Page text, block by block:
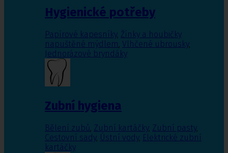
Hygienické potřeby
Papírové kapesníky, Žínky a houbičky
napuštěné mýdlem, Vlhčené ubrousky,
Jednorázové bryndáky
Zubní hygiena
Bělení zubů, Zubní kartáčky, Zubní pasty,
Cestovní sady, Ústní vody, Elektrické zubní
kartáčky